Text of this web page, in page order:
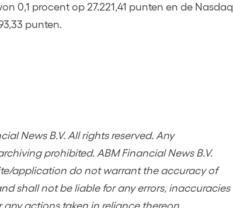
0,1 procent op 27.221,41 punten en de Nasdaq
punten.
News B.V. All rights reserved. Any
prohibited. ABM Financial News B.V.
application do not warrant the accuracy of
shall not be liable for any errors, inaccuracies